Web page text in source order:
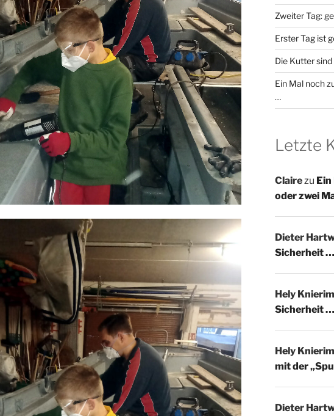
Zweiter Tag:
Erster Tag ist
Die Kutter
Ein Mal noch
…
Letzte
Clairezu
oder zwei
Dieter
Sicherheit
Hely Knierim
Sicherheit
Hely Knierim
mit der
Dieter